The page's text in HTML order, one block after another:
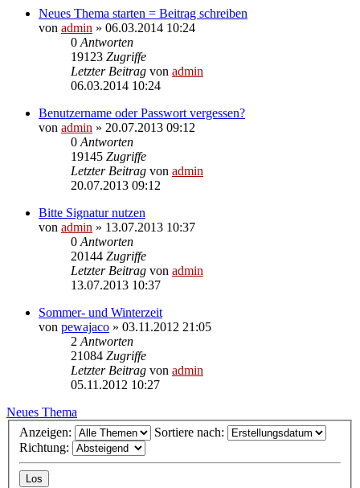
Neues Thema starten = Beitrag schreiben
von admin » 06.03.2014 10:24
0 Antworten
19123 Zugriffe
Letzter Beitrag von admin
06.03.2014 10:24
Benutzername oder Passwort vergessen?
von admin » 20.07.2013 09:12
0 Antworten
19145 Zugriffe
Letzter Beitrag von admin
20.07.2013 09:12
Bitte Signatur nutzen
von admin » 13.07.2013 10:37
0 Antworten
20144 Zugriffe
Letzter Beitrag von admin
13.07.2013 10:37
Sommer- und Winterzeit
von pewajaco » 03.11.2012 21:05
2 Antworten
21084 Zugriffe
Letzter Beitrag von admin
05.11.2012 10:27
Neues Thema
Anzeigen:
Sortiere nach:
Richtung: